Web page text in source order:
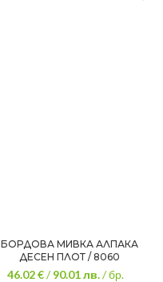
БОРДОВА МИВКА АЛПАКА
ДЕСЕН ПЛОТ / 8060
46.02 €/90.01лв./ бр.